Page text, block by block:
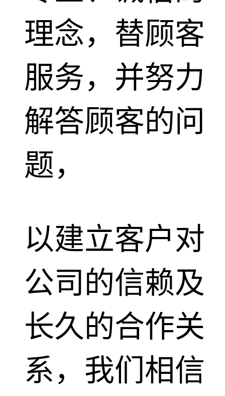
理念，替顾客
服务，并努力
解答顾客的问
题，
以建立客户对
公司的信赖及
长久的合作关
系，我们相信